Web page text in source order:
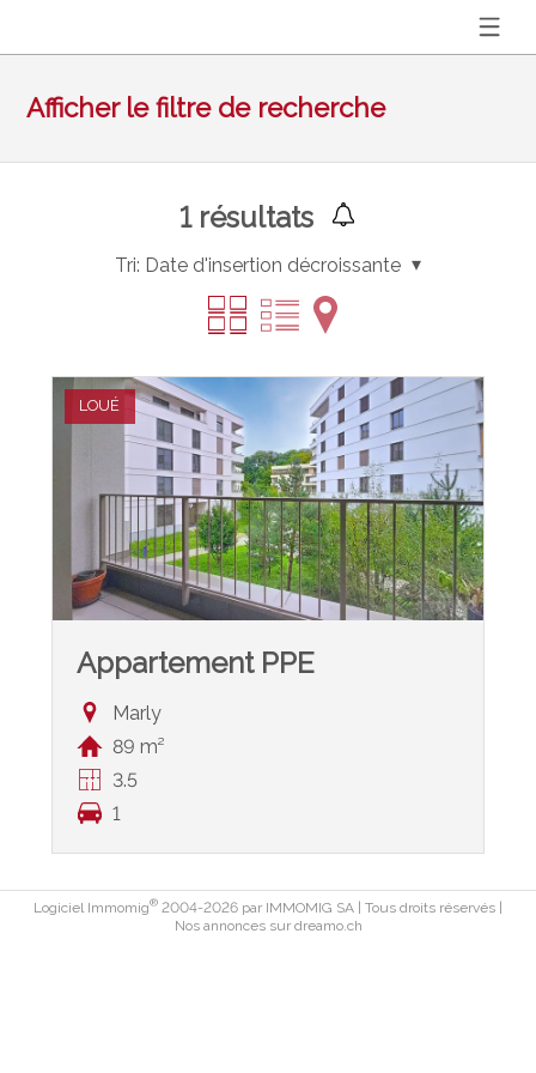
Afficher le filtre de recherche
1résultats
Tri: Date d'insertion décroissante
LOUÉ
Appartement PPE
Marly
89 m²
3.5
1
Logiciel Immomig® 2004-2026 par IMMOMIG SA | Tous droits réservés |
Nos annonces sur dreamo.ch